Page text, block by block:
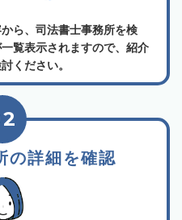
ら、司法書士事務所を検
覧表示されますので、紹介
ください。
の詳細を確認